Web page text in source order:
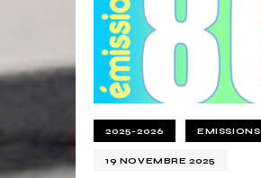
2025-2026 EMISSIONS
19 NOVEMBRE 2025